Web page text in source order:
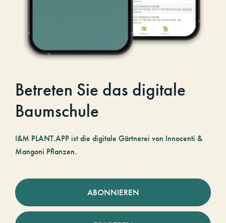
Betreten Sie das digitale
Baumschule
I&M PLANT.APP ist die digitale Gärtnerei von Innocenti &
Mangoni Pflanzen.
ABONNIEREN